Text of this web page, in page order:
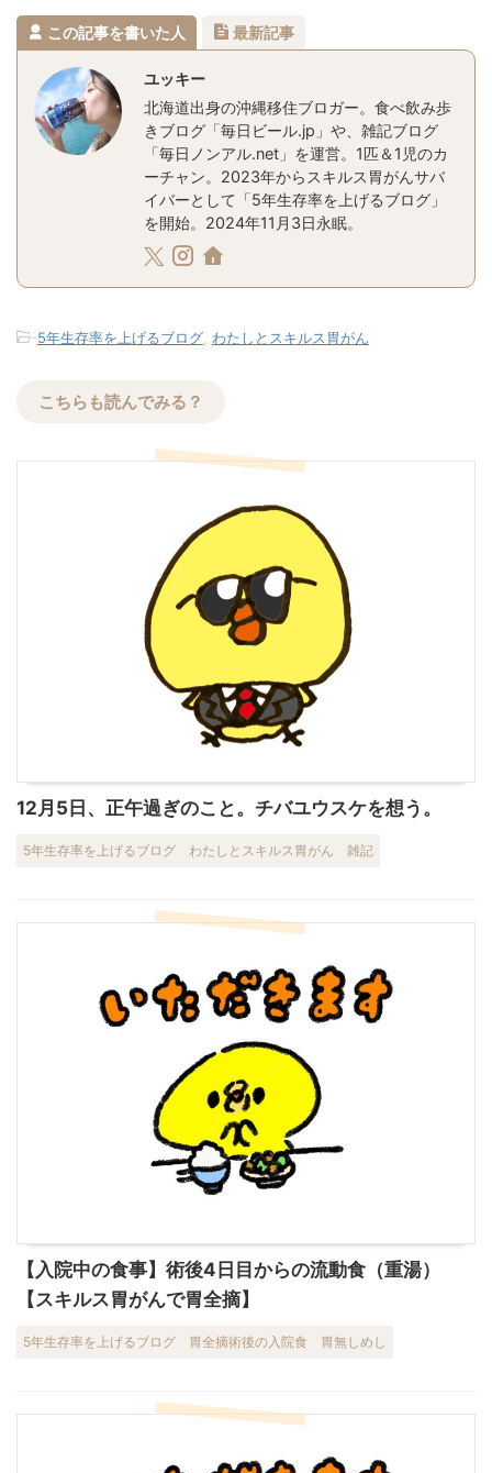
この記事を書いた人 最新記事
ユッキー
北海道出身の沖縄移住ブロガー。食べ飲み歩
きブログ「毎日ビール.jp」や、雑記ブログ
「毎日ノンアル.net」を運営。1匹＆1児のカ
ーチャン。2023年からスキルス胃がんサバ
イバーとして「5年生存率を上げるブログ」
を開始。2024年11月3日永眠。
-5年生存率を上げるブログ わたしとスキルス胃がん
こちらも読んでみる？
12月5日、正午過ぎのこと。チバユウスケを想う。
5年生存率を上げるブログ わたしとスキルス胃がん 雑記
【入院中の食事】術後4日目からの流動食（重湯）
【スキルス胃がんで胃全摘】
5年生存率を上げるブログ 胃全摘術後の入院食 胃無しめし